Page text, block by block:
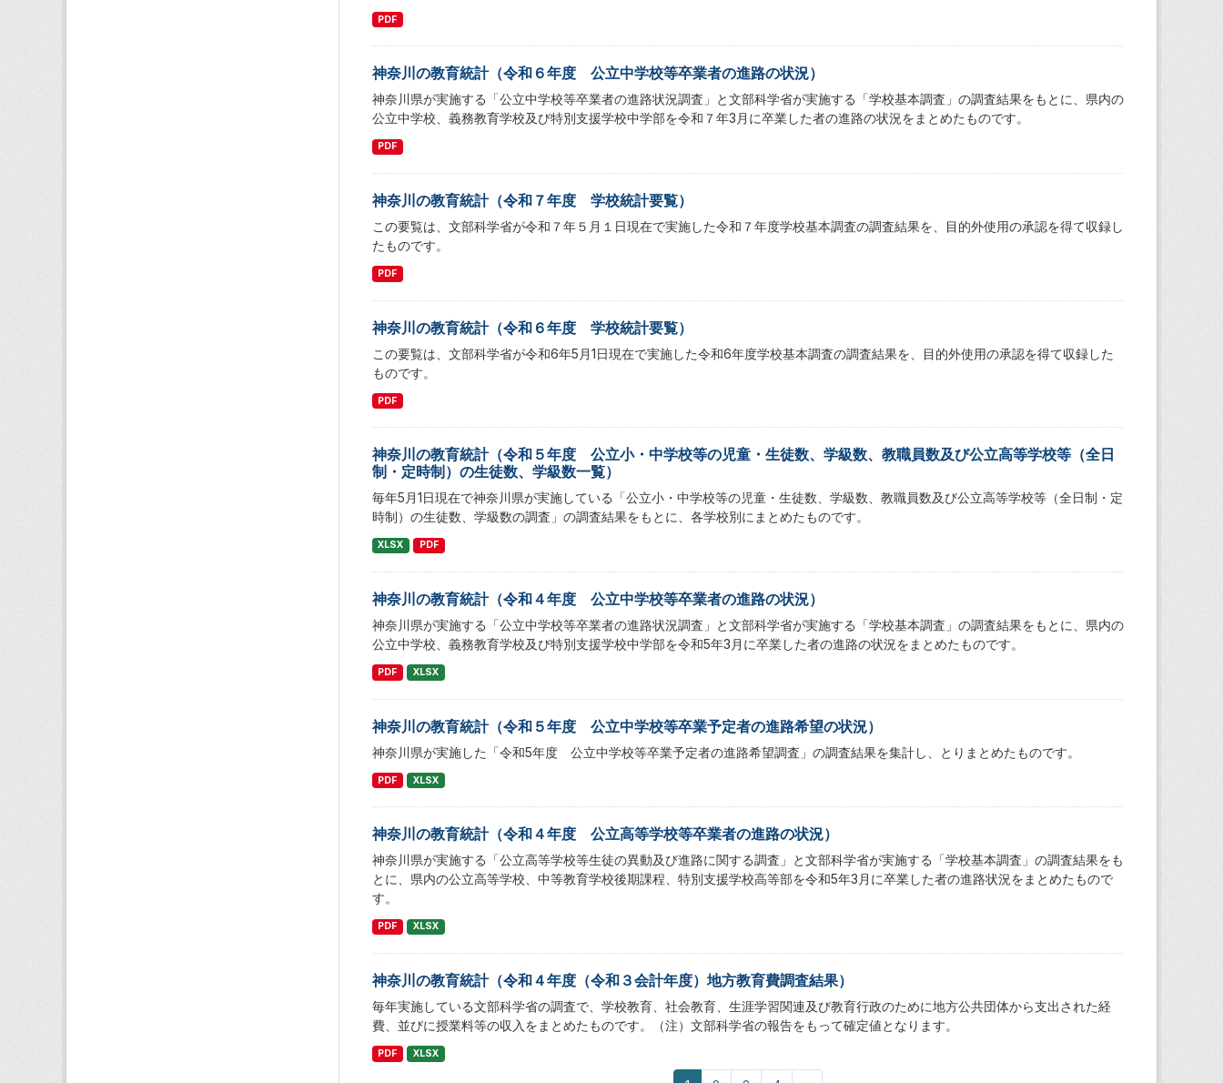
PDF
神奈川の教育統計（令和６年度 公立中学校等卒業者の進路の状況）
神奈川県が実施する「公立中学校等卒業者の進路状況調査」と文部科学省が実施する「学校基本調査」の調査結果をもとに、県内の
公立中学校、義務教育学校及び特別支援学校中学部を令和７年3月に卒業した者の進路の状況をまとめたものです。
PDF
神奈川の教育統計（令和７年度 学校統計要覧）
この要覧は、文部科学省が令和７年５月１日現在で実施した令和７年度学校基本調査の調査結果を、目的外使用の承認を得て収録し
たものです。
PDF
神奈川の教育統計（令和６年度 学校統計要覧）
この要覧は、文部科学省が令和6年5月1日現在で実施した令和6年度学校基本調査の調査結果を、目的外使用の承認を得て収録した
ものです。
PDF
神奈川の教育統計（令和５年度 公立小・中学校等の児童・生徒数、学級数、教職員数及び公立高等学校等（全日
制・定時制）の生徒数、学級数一覧）
毎年5月1日現在で神奈川県が実施している「公立小・中学校等の児童・生徒数、学級数、教職員数及び公立高等学校等（全日制・定
時制）の生徒数、学級数の調査」の調査結果をもとに、各学校別にまとめたものです。
XLSX PDF
神奈川の教育統計（令和４年度 公立中学校等卒業者の進路の状況）
神奈川県が実施する「公立中学校等卒業者の進路状況調査」と文部科学省が実施する「学校基本調査」の調査結果をもとに、県内の
公立中学校、義務教育学校及び特別支援学校中学部を令和5年3月に卒業した者の進路の状況をまとめたものです。
PDF XLSX
神奈川の教育統計（令和５年度 公立中学校等卒業予定者の進路希望の状況）
神奈川県が実施した「令和5年度 公立中学校等卒業予定者の進路希望調査」の調査結果を集計し、とりまとめたものです。
PDF XLSX
神奈川の教育統計（令和４年度 公立高等学校等卒業者の進路の状況）
神奈川県が実施する「公立高等学校等生徒の異動及び進路に関する調査」と文部科学省が実施する「学校基本調査」の調査結果をも
とに、県内の公立高等学校、中等教育学校後期課程、特別支援学校高等部を令和5年3月に卒業した者の進路状況をまとめたもので
す。
PDF XLSX
神奈川の教育統計（令和４年度（令和３会計年度）地方教育費調査結果）
毎年実施している文部科学省の調査で、学校教育、社会教育、生涯学習関連及び教育行政のために地方公共団体から支出された経
費、並びに授業料等の収入をまとめたものです。（注）文部科学省の報告をもって確定値となります。
PDF XLSX